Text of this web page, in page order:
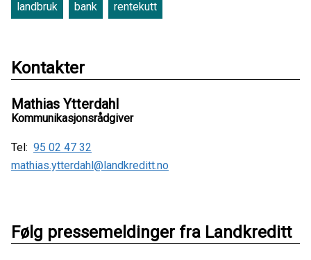
landbruk bank rentekutt
Kontakter
Mathias Ytterdahl
Kommunikasjonsrådgiver
Tel: 95 02 47 32
mathias.ytterdahl@landkreditt.no
Følg pressemeldinger fra Landkreditt